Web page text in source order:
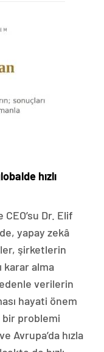
hızlı
Dr. Elif
yapay zekâ
şirketlerin
karar alma
verilerin
hayati önem
bir problemi
Avrupa’da hızla